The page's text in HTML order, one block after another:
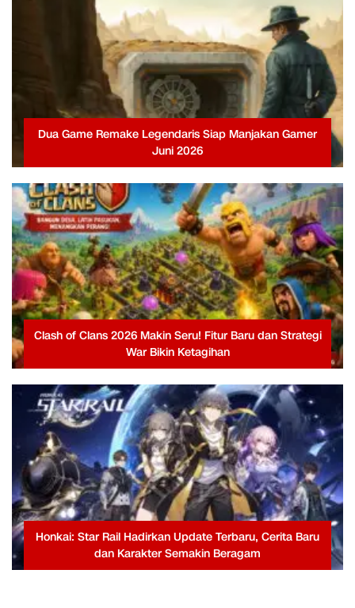
Dua Game Remake Legendaris Siap Manjakan Gamer
Juni 2026
Clash of Clans 2026 Makin Seru! Fitur Baru dan Strategi
War Bikin Ketagihan
Honkai: Star Rail Hadirkan Update Terbaru, Cerita Baru
dan Karakter Semakin Beragam